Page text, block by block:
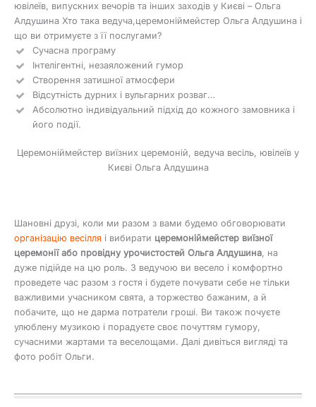
ювілеїв, випускних вечорів та інших заходів у Києві – Ольга
Алдушина Хто така ведуча,церемоніймейстер Ольга Алдушина і
що ви отримуєте з її послугами?
Сучасна програму
Інтелігентні, незаяложений гумор
Створення затишної атмосфери
Відсутність дурних і вульгарних розваг…
Абсолютно індивідуальний підхід до кожного замовника і
його події.
Церемоніймейстер виїзних церемоній, ведуча весіль, ювілеїв у
Києві Ольга Алдушина
Шановні друзі, коли ми разом з вами будемо обговорювати
організацію весілля і вибирати церемоніймейстер виїзної
церемонії або провідну урочистостей Ольга Алдушина, на
дуже підійде на цю роль. З ведучою ви весело і комфортно
проведете час разом з гостя і будете почувати себе не тільки
важливими учасником свята, а торжество бажаним, а й
побачите, що не дарма потратели гроші. Ви також почуєте
улюблену музикою і порадуєте своє почуттям гумору,
сучасними жартами та веселощами. Далі дивіться вигляді та
фото робіт Ольги.